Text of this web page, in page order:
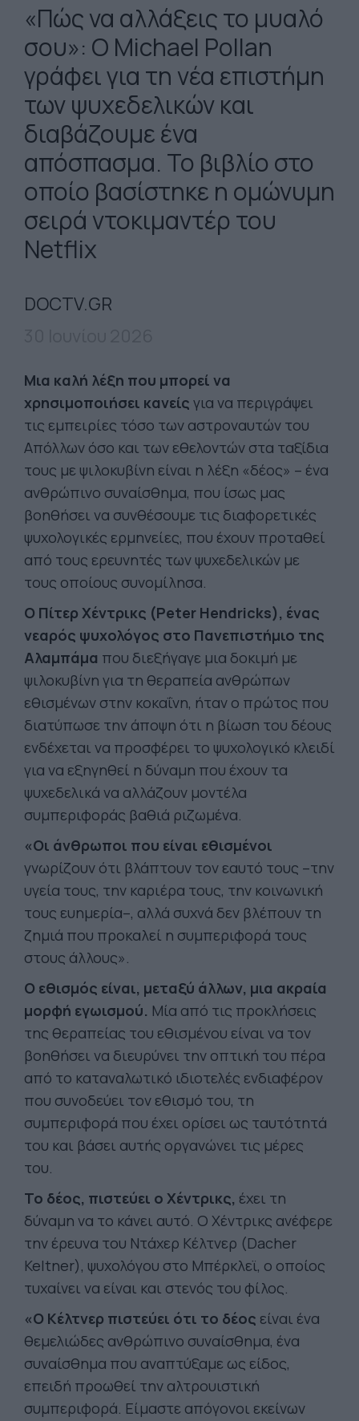
«Πώς να αλλάξεις το μυαλό
σου»: Ο Michael Pollan
γράφει για τη νέα επιστήμη
των ψυχεδελικών και
διαβάζουμε ένα
απόσπασμα. Το βιβλίο στο
οποίο βασίστηκε η οµώνυµη
σειρά ντοκιµαντέρ του
Netflix
DOCTV.GR
Μια καλή λέξη που μπορεί να
χρησιμοποιήσει κανείς για να περιγράψει
τις εμπειρίες τόσο των αστροναυτών του
Απόλλων όσο και των εθελοντών στα ταξίδια
τους με ψιλοκυβίνη είναι η λέξη «δέος» – ένα
ανθρώπινο συναίσθημα, που ίσως μας
βοηθήσει να συνθέσουμε τις διαφορετικές
ψυχολογικές ερμηνείες, που έχουν προταθεί
από τους ερευνητές των ψυχεδελικών με
τους οποίους συνομίλησα.
Ο Πίτερ Χέντρικς (Peter Hendricks), ένας
νεαρός ψυχολόγος στο Πανεπιστήμιο της
Αλαμπάμα που διεξήγαγε μια δοκιμή με
ψιλοκυβίνη για τη θεραπεία ανθρώπων
εθισμένων στην κοκαΐνη, ήταν ο πρώτος που
διατύπωσε την άποψη ότι η βίωση του δέους
ενδέχεται να προσφέρει το ψυχολογικό κλειδί
για να εξηγηθεί η δύναμη που έχουν τα
ψυχεδελικά να αλλάζουν μοντέλα
συμπεριφοράς βαθιά ριζωμένα.
«Οι άνθρωποι που είναι εθισμένοι
γνωρίζουν ότι βλάπτουν τον εαυτό τους –την
υγεία τους, την καριέρα τους, την κοινωνική
τους ευημερία–, αλλά συχνά δεν βλέπουν τη
ζημιά που προκαλεί η συμπεριφορά τους
στους άλλους».
Ο εθισμός είναι, μεταξύ άλλων, μια ακραία
μορφή εγωισμού. Μία από τις προκλήσεις
της θεραπείας του εθισμένου είναι να τον
βοηθήσει να διευρύνει την οπτική του πέρα
από το καταναλωτικό ιδιοτελές ενδιαφέρον
που συνοδεύει τον εθισμό του, τη
συμπεριφορά που έχει ορίσει ως ταυτότητά
του και βάσει αυτής οργανώνει τις μέρες
του.
Το δέος, πιστεύει ο Χέντρικς, έχει τη
δύναμη να το κάνει αυτό. Ο Χέντρικς ανέφερε
την έρευνα του Ντάχερ Κέλτνερ (Dacher
Keltner), ψυχολόγου στο Μπέρκλεϊ, ο οποίος
τυχαίνει να είναι και στενός του φίλος.
«Ο Κέλτνερ πιστεύει ότι το δέος είναι ένα
θεμελιώδες ανθρώπινο συναίσθημα, ένα
συναίσθημα που αναπτύξαμε ως είδος,
επειδή προωθεί την αλτρουιστική
συμπεριφορά. Είμαστε απόγονοι εκείνων